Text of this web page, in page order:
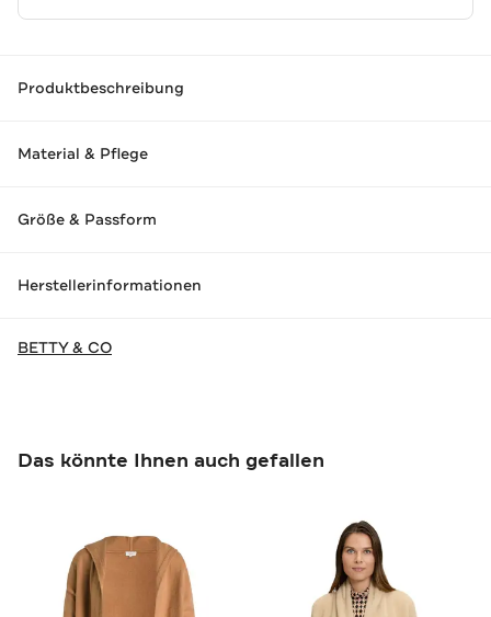
Produktbeschreibung
Material & Pflege
Größe & Passform
Herstellerinformationen
BETTY & CO
Das könnte Ihnen auch gefallen